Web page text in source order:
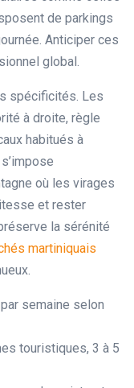
de parkings
Anticiper ces
global.
spécificités. Les
à droite, règle
habitués à
où les virages
et rester
la sérénité
martiniquais
semaine selon
touristiques, 3 à 5